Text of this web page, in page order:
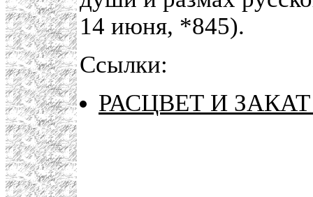
14 июня, *845).
Ссылки:
РАСЦВЕТ И